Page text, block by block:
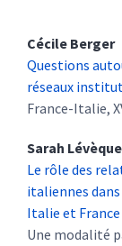
Cécile Berger
Questions
réseaux
France-Italie,
Sarah Lévèque
Le rôle des
italiennes
Italie et France
Une modalité